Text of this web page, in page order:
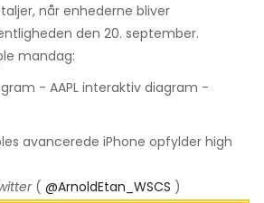
når enhederne bliver
den 20. september.
mandag:
avancerede iPhone opfylder high
( @ArnoldEtan_WSCS )